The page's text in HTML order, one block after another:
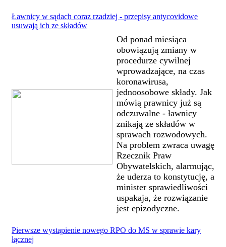
Ławnicy w sądach coraz rzadziej - przepisy antycovidowe
usuwają ich ze składów
Od ponad miesiąca
obowiązują zmiany w
procedurze cywilnej
wprowadzające, na czas
koronawirusa,
jednoosobowe składy. Jak
mówią prawnicy już są
odczuwalne - ławnicy
znikają ze składów w
sprawach rozwodowych.
Na problem zwraca uwagę
Rzecznik Praw
Obywatelskich, alarmując,
że uderza to konstytucję, a
minister sprawiedliwości
uspakaja, że rozwiązanie
jest epizodyczne.
Pierwsze wystąpienie nowego RPO do MS w sprawie kary
łącznej